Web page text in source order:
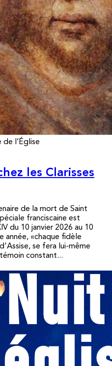
de l’Église
les Clarisses
de la mort de Saint
franciscaine est
du 10 janvier 2026 au 10
année, «chaque fidèle
se fera lui-même
constant...